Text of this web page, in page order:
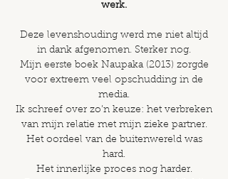
werk.
Deze levenshouding werd me niet altijd
in dank afgenomen. Sterker nog.
Mijn eerste boek Naupaka (2013) zorgde
voor extreem veel opschudding in de
media.
Ik schreef over zo’n keuze: het verbreken
van mijn relatie met mijn zieke partner.
Het oordeel van de buitenwereld was
hard.
Het innerlijke proces nog harder.